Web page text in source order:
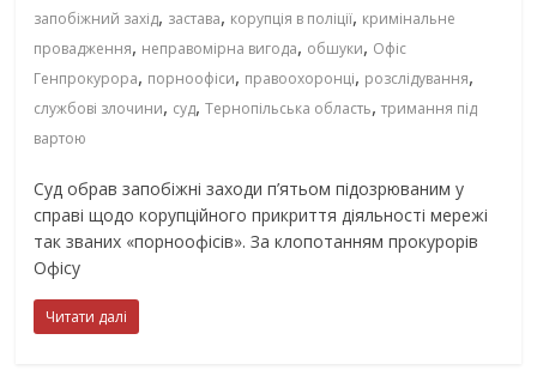
запобіжний захід, застава, корупція в поліції, кримінальне
провадження, неправомірна вигода, обшуки, Офіс
Генпрокурора, порноофіси, правоохоронці, розслідування,
службові злочини, суд,Тернопільська область,тримання під
вартою
Суд обрав запобіжні заходи п’ятьом підозрюваним у
справі щодо корупційного прикриття діяльності мережі
так званих «порноофісів». За клопотанням прокурорів
Офісу
Читати далі